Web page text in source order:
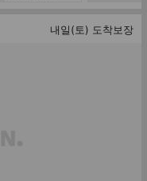
내일(토) 도착보장